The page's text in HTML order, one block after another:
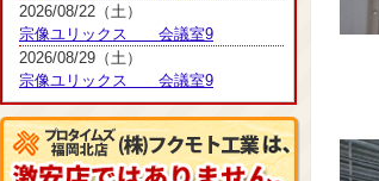
2026/08/22（土）
宗像ユリックス 会議室9
2026/08/29（土）
宗像ユリックス 会議室9